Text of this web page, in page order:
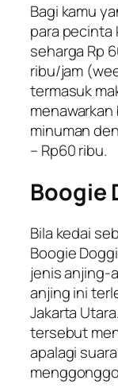
Bagi kamu
para pecinta
seharga Rp
ribu/jam
termasuk
minuman
– Rp60 ribu.
Boogie
Bila kedai
Boogie
jenis anjing-
anjing ini
Jakarta
tersebut
apalagi